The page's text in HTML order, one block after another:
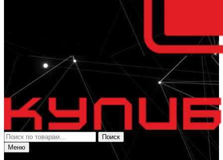
Искать:
Поиск
Меню